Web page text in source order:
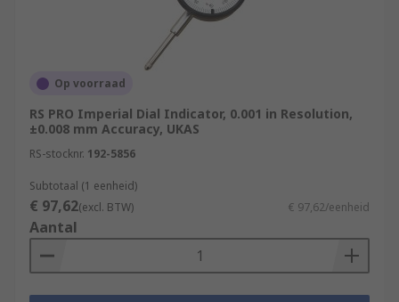
Op voorraad
RS PRO Imperial Dial Indicator, 0.001 in Resolution,
±0.008 mm Accuracy, UKAS
RS-stocknr. 192-5856
Subtotaal (1 eenheid)
€ 97,62(excl. BTW) € 97,62/eenheid
Aantal